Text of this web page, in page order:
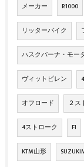
メーカー R1000
リッターバイク
ハスクバーナ・モー
ヴィットピレン
オフロード ２ス
4ストローク FI
KTM山形